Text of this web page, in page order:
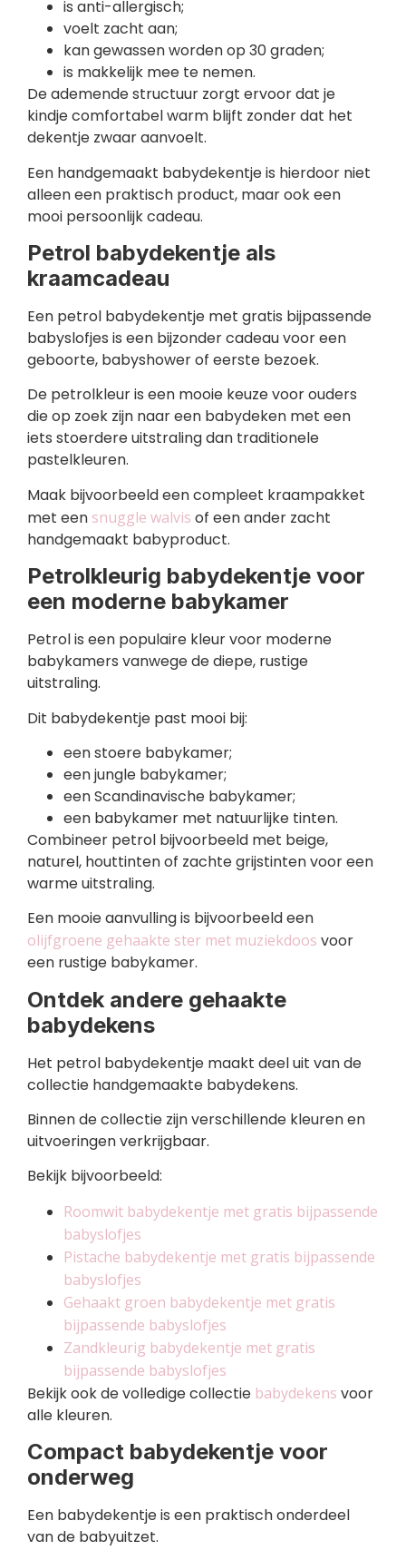
is anti-allergisch;
voelt zacht aan;
kan gewassen worden op 30 graden;
is makkelijk mee te nemen.
De ademende structuur zorgt ervoor dat je
kindje comfortabel warm blijft zonder dat het
dekentje zwaar aanvoelt.
Een handgemaakt babydekentje is hierdoor niet
alleen een praktisch product, maar ook een
mooi persoonlijk cadeau.
Petrol babydekentje als
kraamcadeau
Een petrol babydekentje met gratis bijpassende
babyslofjes is een bijzonder cadeau voor een
geboorte, babyshower of eerste bezoek.
De petrolkleur is een mooie keuze voor ouders
die op zoek zijn naar een babydeken met een
iets stoerdere uitstraling dan traditionele
pastelkleuren.
Maak bijvoorbeeld een compleet kraampakket
met een snuggle walvis of een ander zacht
handgemaakt babyproduct.
Petrolkleurig babydekentje voor
een moderne babykamer
Petrol is een populaire kleur voor moderne
babykamers vanwege de diepe, rustige
uitstraling.
Dit babydekentje past mooi bij:
een stoere babykamer;
een jungle babykamer;
een Scandinavische babykamer;
een babykamer met natuurlijke tinten.
Combineer petrol bijvoorbeeld met beige,
naturel, houttinten of zachte grijstinten voor een
warme uitstraling.
Een mooie aanvulling is bijvoorbeeld een
olijfgroene gehaakte ster met muziekdoos voor
een rustige babykamer.
Ontdek andere gehaakte
babydekens
Het petrol babydekentje maakt deel uit van de
collectie handgemaakte babydekens.
Binnen de collectie zijn verschillende kleuren en
uitvoeringen verkrijgbaar.
Bekijk bijvoorbeeld:
Roomwit babydekentje met gratis bijpassende
babyslofjes
Pistache babydekentje met gratis bijpassende
babyslofjes
Gehaakt groen babydekentje met gratis
bijpassende babyslofjes
Zandkleurig babydekentje met gratis
bijpassende babyslofjes
Bekijk ook de volledige collectie babydekens voor
alle kleuren.
Compact babydekentje voor
onderweg
Een babydekentje is een praktisch onderdeel
van de babyuitzet.